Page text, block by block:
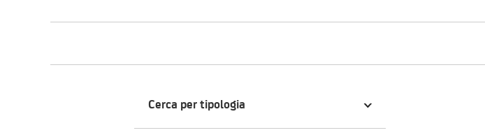
800.896.968.
Cerca per tipologia